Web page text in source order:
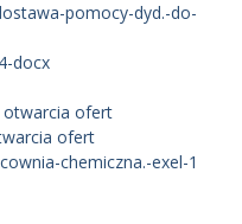
pomocy-dyd.-do-
docx
otwarcia ofert
ofert
chemiczna.-exel-1